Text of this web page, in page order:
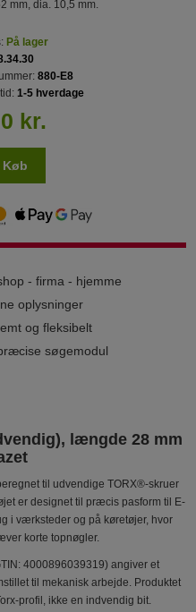
mm, dia. 10,5 mm.
På lager
880-E8
1-5 hverdage
kr.
Køb
- firma - hjemme
oplysninger
og fleksibelt
søgemodul
længde 28 mm
til udvendige TORX®-skruer
er designet til præcis pasform til E-
i værksteder og på køretøjer, hvor
korte topnøgler.
4000896039319) angiver et
til mekanisk arbejde. Produktet
profil, ikke en indvendig bit.